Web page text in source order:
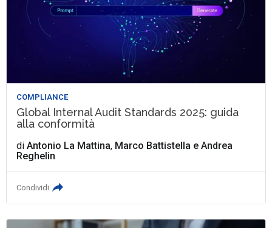
COMPLIANCE
Global Internal Audit Standards 2025: guida
alla conformità
diAntonio La Mattina, Marco Battistella eAndrea
Reghelin
Condividi